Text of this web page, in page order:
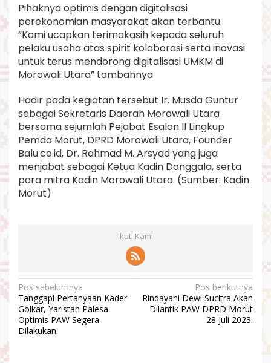
Pihaknya optimis dengan digitalisasi
perekonomian masyarakat akan terbantu.
“Kami ucapkan terimakasih kepada seluruh
pelaku usaha atas spirit kolaborasi serta inovasi
untuk terus mendorong digitalisasi UMKM di
Morowali Utara” tambahnya.
Hadir pada kegiatan tersebut Ir. Musda Guntur
sebagai Sekretaris Daerah Morowali Utara
bersama sejumlah Pejabat Esalon II Lingkup
Pemda Morut, DPRD Morowali Utara, Founder
Balu.co.id, Dr. Rahmad M. Arsyad yang juga
menjabat sebagai Ketua Kadin Donggala, serta
para mitra Kadin Morowali Utara. (Sumber: Kadin
Morut)
Ikuti Kami
N
a
v
i
Pos sebelumnya
Tanggapi Pertanyaan Kader
Golkar, Yaristan Palesa
Optimis PAW Segera
Dilakukan.
Pos berikutnya
Rindayani Dewi Sucitra Akan
Dilantik PAW DPRD Morut
28 Juli 2023.